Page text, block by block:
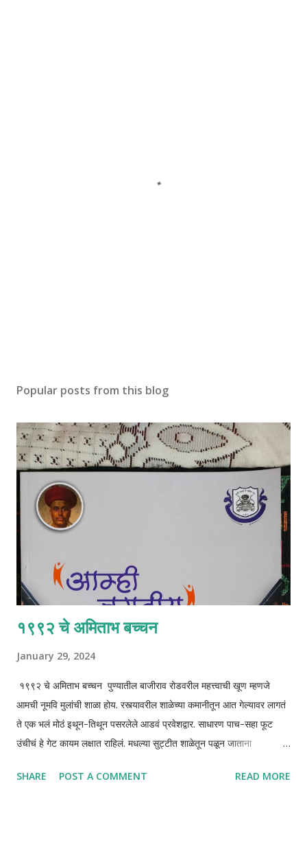
Popular posts from this blog
१९९२ चे अमिताभ बच्चन
January 29, 2024
१९९२ चे अमिताभ बच्चन पुण्यातील बाजीराव रोडवरील महत्त्वाची खूण म्हणजे
आमची नूमवि मुलांची शाळा होय. रस्त्यावरील शाळेच्या कमानीतून आत गेल्यावर लागतं
ते एक भलं मोठं इथून-तिथून पसरलेले आडवं प्रवेशद्वार. साधारण पाच-सहा फूट
उंचीचं हे गेट कायम लक्षात राहिलं. मधल्या सुट्टीत शाळेतून पळून जाताना
आणि आम्ही उजव्या किंवा डाव्या बाजूने असलेल्या छोट्या दरवाजातून ये-जा करत
SHARE POST A COMMENT READ MORE